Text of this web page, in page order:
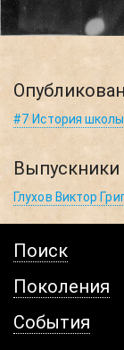
Опубликован
#7 История
Выпускники
Глухов Виктор
Поиск
Поколения
События